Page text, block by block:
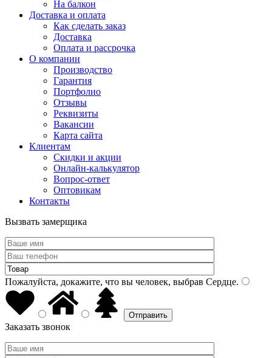
На балкон
Доставка и оплата
Как сделать заказ
Доставка
Оплата и рассрочка
О компании
Производство
Гарантия
Портфолио
Отзывы
Реквизиты
Вакансии
Карта сайта
Клиентам
Скидки и акции
Онлайн-калькулятор
Вопрос-ответ
Оптовикам
Контакты
Вызвать замерщика
Пожалуйста, докажите, что вы человек, выбрав Сердце.
Заказать звонок